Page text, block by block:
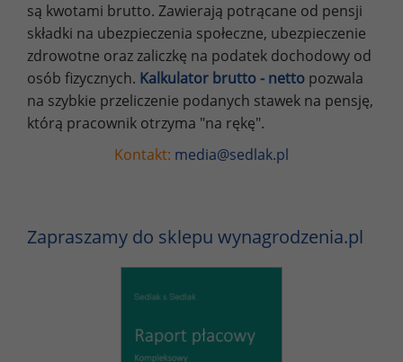
są kwotami brutto. Zawierają potrącane od pensji
składki na ubezpieczenia społeczne, ubezpieczenie
zdrowotne oraz zaliczkę na podatek dochodowy od
osób fizycznych. Kalkulator brutto - netto pozwala
na szybkie przeliczenie podanych stawek na pensję,
którą pracownik otrzyma "na rękę".
Kontakt: media@sedlak.pl
Zapraszamy do sklepu wynagrodzenia.pl